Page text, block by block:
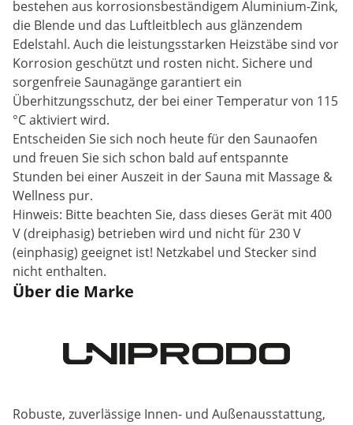
bestehen aus korrosionsbeständigem Aluminium-Zink,
die Blende und das Luftleitblech aus glänzendem
Edelstahl. Auch die leistungsstarken Heizstäbe sind vor
Korrosion geschützt und rosten nicht. Sichere und
sorgenfreie Saunagänge garantiert ein
Überhitzungsschutz, der bei einer Temperatur von 115
°C aktiviert wird.
Entscheiden Sie sich noch heute für den Saunaofen
und freuen Sie sich schon bald auf entspannte
Stunden bei einer Auszeit in der Sauna mit Massage &
Wellness pur.
Hinweis: Bitte beachten Sie, dass dieses Gerät mit 400
V (dreiphasig) betrieben wird und nicht für 230 V
(einphasig) geeignet ist! Netzkabel und Stecker sind
nicht enthalten.
Über die Marke
Robuste, zuverlässige Innen- und Außenausstattung,